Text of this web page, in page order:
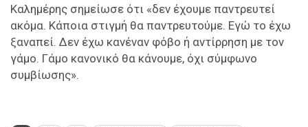
Καλημέρης σημείωσε ότι «δεν έχουμε παντρευτεί
ακόμα. Κάποια στιγμή θα παντρευτούμε. Εγώ το έχω
ξαναπεί. Δεν έχω κανέναν φόβο ή αντίρρηση με τον
γάμο. Γάμο κανονικό θα κάνουμε, όχι σύμφωνο
συμβίωσης».